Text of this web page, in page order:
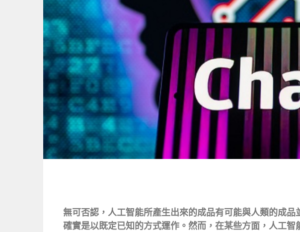
無可否認，人工智能所產生出來的成品有可能與人類的成
確實是以既定已知的方式運作。然而，在某些方面，人工